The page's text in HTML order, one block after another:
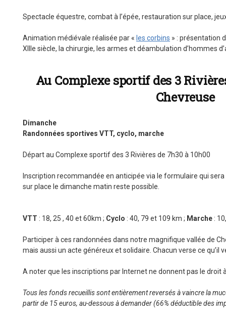
Spectacle équestre, combat à l’épée, restauration sur place,
Animation médiévale réalisée par « les corbins » : présentation
XIIIe siècle, la chirurgie, les armes et déambulation d’hommes
Au Complexe sportif des 3
Chevreuse
Dimanche
Randonnées sportives VTT, cyclo, marche
Départ au Complexe sportif des 3 Rivières de 7h30 à 10h00
Inscription recommandée en anticipée via le formulaire qui
sur place le dimanche matin reste possible.
VTT : 18, 25 , 40 et 60km ; Cyclo : 40, 79 et 109 km ; Marche :
Participer à ces randonnées dans notre magnifique vallée de
mais aussi un acte généreux et solidaire. Chacun verse ce qu’il
A noter que les inscriptions par Internet ne donnent pas le droit
Tous les fonds recueillis sont entièrement reversés à vaincre la
partir de 15 euros, au-dessous à demander (66% déductible des